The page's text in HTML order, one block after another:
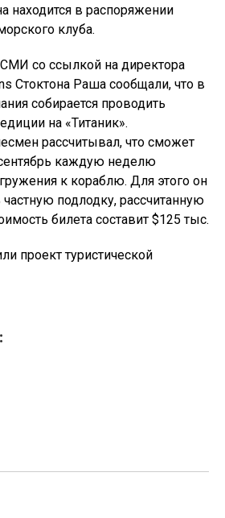
находится в распоряжении
клуба.
со ссылкой на директора
Стоктона Раша сообщали, что в
собирается проводить
на «Титаник».
рассчитывал, что сможет
каждую неделю
к кораблю. Для этого он
частную подлодку, рассчитанную
билета составит $125 тыс.